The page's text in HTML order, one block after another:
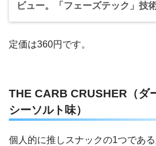
ビュー。「フェーズテック」技
定価は360円です。
THE CARB CRUSHER（ダ
シーソルト味）
個人的に推しスナックの1つである